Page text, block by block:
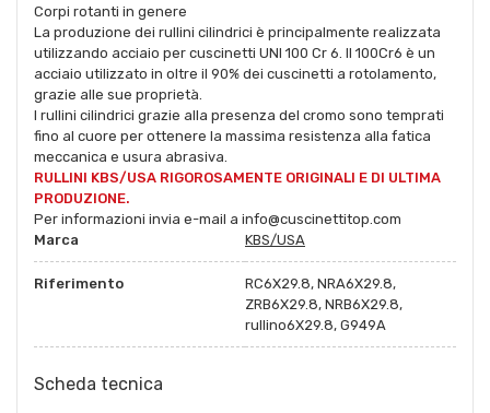
Corpi rotanti in genere
La produzione dei rullini cilindrici è principalmente realizzata
utilizzando acciaio per cuscinetti UNI 100 Cr 6. Il 100Cr6 è un
acciaio utilizzato in oltre il 90% dei cuscinetti a rotolamento,
grazie alle sue proprietà.
I rullini cilindrici grazie alla presenza del cromo sono temprati
fino al cuore per ottenere la massima resistenza alla fatica
meccanica e usura abrasiva.
RULLINI KBS/USA RIGOROSAMENTE ORIGINALI E DI ULTIMA
PRODUZIONE.
Per informazioni invia e-mail a info@cuscinettitop.com
Marca
KBS/USA
Riferimento
RC6X29.8, NRA6X29.8,
ZRB6X29.8, NRB6X29.8,
rullino6X29.8, G949A
Scheda tecnica